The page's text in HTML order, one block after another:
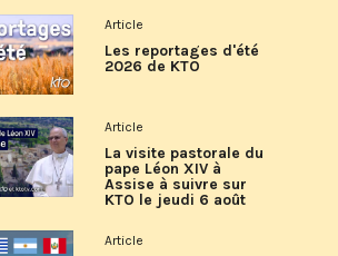
Article
Les reportages d'été
2026 de KTO
Article
La visite pastorale du
pape Léon XIV à
Assise à suivre sur
KTO le jeudi 6 août
Article